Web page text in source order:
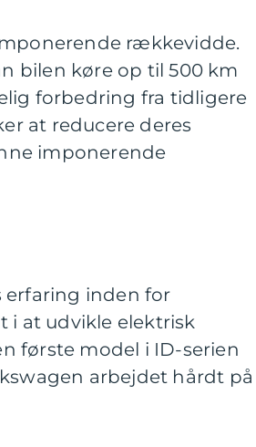
rækkevidde.
bilen køre op til 500 km
forbedring fra tidligere
at reducere deres
imponerende
erfaring inden for
at udvikle elektrisk
første model i ID-serien
arbejdet hårdt på